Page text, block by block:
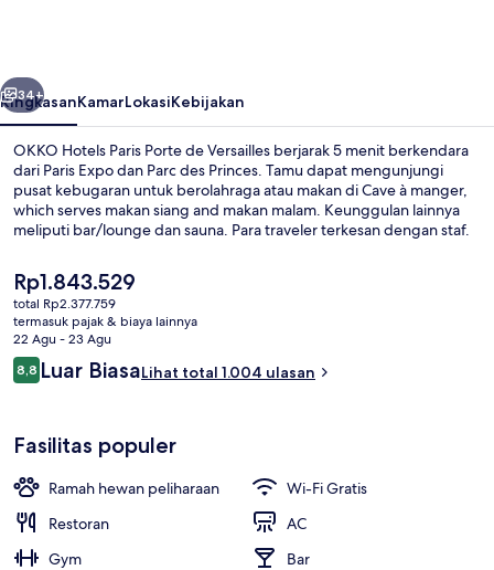
Versailles
Berikutnya
34+
RingkasanKamarLokasiKebijakan
OKKO Hotels Paris Porte de Versailles berjarak 5 menit berkendara
dari Paris Expo dan Parc des Princes. Tamu dapat mengunjungi
pusat kebugaran untuk berolahraga atau makan di Cave à manger,
which serves makan siang and makan malam. Keunggulan lainnya
meliputi bar/lounge dan sauna. Para traveler terkesan dengan staf.
umum: Suzanne Lenglen Halte Tram hanya beberapa langkah dan
Halte Tram Porte d'Issy berjarak 4 menit.
Harga
saat
ini
Rp1.843.529
Rp1.843.529
total Rp2.377.759
termasuk pajak & biaya lainnya
22 Agu - 23 Agu
Ulasan
8,88,8 dari 10
Luar BiasaLihat total 1.004 ulasan
Fasilitas populer
Ramah hewan peliharaan
Wi-Fi Gratis
Restoran
AC
Gym
Bar